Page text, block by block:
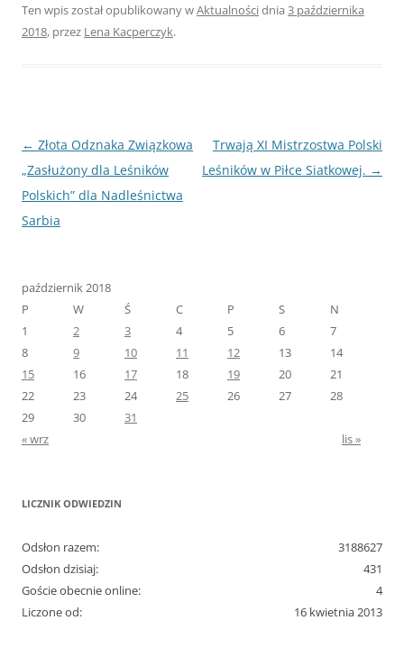
Ten wpis został opublikowany wAktualnościdnia 3 października
2018, przez Lena Kacperczyk.
Nawigacja
wpisu
← Złota Odznaka Związkowa
„Zasłużony dla Leśników
Polskich” dla Nadleśnictwa
Sarbia
Trwają XI Mistrzostwa Polski
Leśników w Piłce Siatkowej. →
październik 2018
P
W Ś C P S
N
1
2 3 4 5 6
7
8
9 10 11 12 13
14
15
16 17 18 19 20
21
22
23 24 25 26 27
28
29
30
31
« wrz
lis »
LICZNIK ODWIEDZIN
3188627
Odsłon razem:
431
Odsłon dzisiaj:
4
Goście obecnie online:
16 kwietnia 2013
Liczone od: